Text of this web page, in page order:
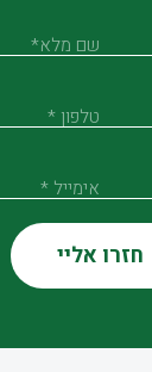
שם מלא*
טלפון *
אימייל *